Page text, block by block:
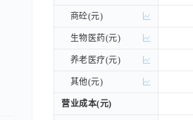
商砼(元)
生物医药(元)
养老医疗(元)
其他(元)
营业成本(元)
商砼(元)
生物医药(元)
养老医疗(元)
其他(元)
营业成本(元)